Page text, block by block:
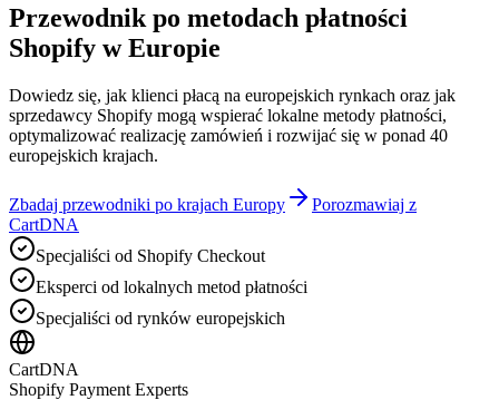
Przewodnik po metodach płatności
Shopify w Europie
Dowiedz się, jak klienci płacą na europejskich rynkach oraz jak
sprzedawcy Shopify mogą wspierać lokalne metody płatności,
optymalizować realizację zamówień i rozwijać się w ponad 40
europejskich krajach.
Zbadaj przewodniki po krajach Europy
Porozmawiaj z
CartDNA
Specjaliści od Shopify Checkout
Eksperci od lokalnych metod płatności
Specjaliści od rynków europejskich
CartDNA
Shopify Payment Experts